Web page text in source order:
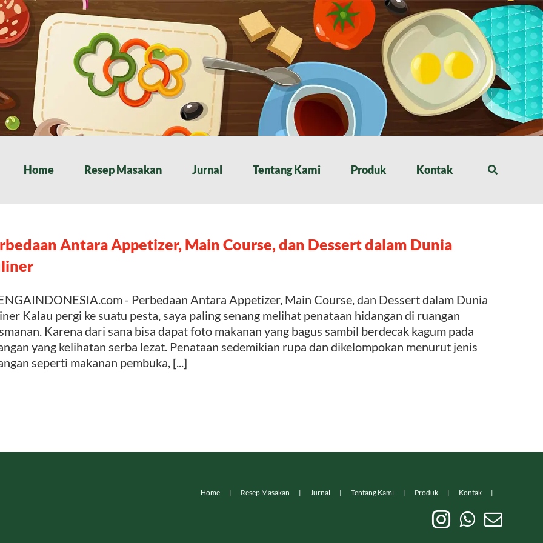
Home Resep Masakan Jurnal Tentang Kami Produk Kontak
Antara Appetizer, Main Course, dan Dessert dalam Dunia
- Perbedaan Antara Appetizer, Main Course, dan Dessert dalam Dunia
Kalau pergi ke suatu pesta, saya paling senang melihat penataan hidangan di ruangan
Karena dari sana bisa dapat foto makanan yang bagus sambil berdecak kagum pada
yang kelihatan serba lezat. Penataan sedemikian rupa dan dikelompokan menurut jenis
seperti makanan pembuka, [...]
Home Resep Masakan Jurnal Tentang Kami Produk Kontak